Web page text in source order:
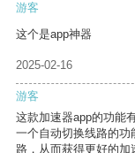
游客
这个是app神器
2025-02-16
游客
这款加速器app的功能
一个自动切换线路的
路，从而获得更好的加